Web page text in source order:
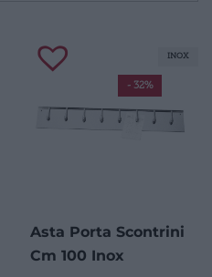
Asta Porta Scontrini
Cm 100 Inox
- 32%
INOX